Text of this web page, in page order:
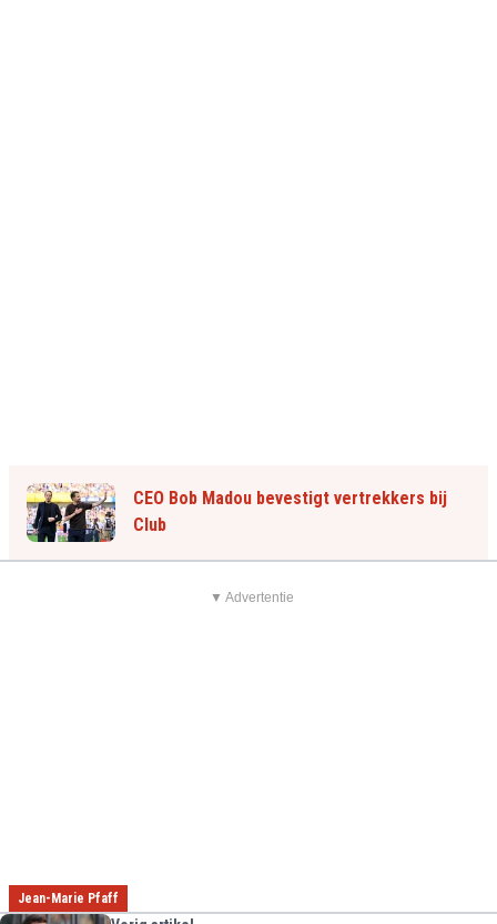
CEO Bob Madou bevestigt vertrekkers bij
Club
▼ Advertentie
Jean-Marie Pfaff